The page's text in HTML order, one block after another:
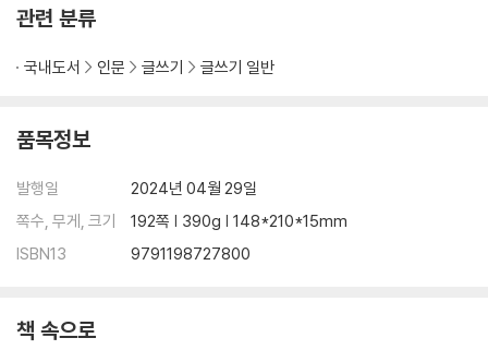
5-1 재미있는 이야기의 공통된 특징 112
5-3 첫 장면에서 독자를 사로잡는다 ② 116
5-6 독자를 아군으로 만들어 이야기의 팬이 되게 한다 122
5-8 대사는 이야기에서 중요한 역할을 한다 126
5-9 상황과 감정을 대사로 전달하는 요령 128
5-10 시점을 의식해서 서술한다 130
5-13 장르마다 어울리는 시점이 있다 136
관련 분류
국내도서 인문 글쓰기 글쓰기 일반
품목정보
발행일
2024년 04월 29일
쪽수, 무게, 크기
192쪽 | 390g | 148*210*15mm
ISBN13
9791198727800
책 속으로